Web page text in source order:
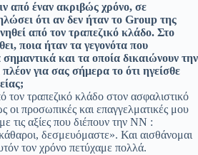
από έναν ακριβώς χρόνο, σε
ότι αν δεν ήταν το Group της
από τον τραπεζικό κλάδο. Στο
ποια ήταν τα γεγονότα που
και τα οποία δικαιώνουν την
για σας σήμερα το ότι ηγείσθε
τραπεζικό κλάδο στον ασφαλιστικό
προσωπικές και επαγγελματικές μου
τις αξίες που διέπουν την ΝΝ :
δεσμευόμαστε». Και αισθάνομαι
τον χρόνο πετύχαμε πολλά.